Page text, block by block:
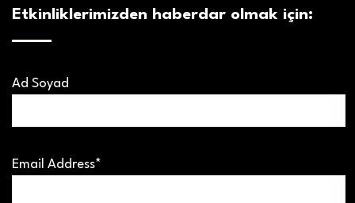
Etkinliklerimizden haberdar olmak için:
Ad Soyad
Email Address*